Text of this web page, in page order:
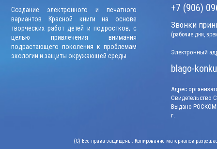
Создание электронного и печатного
вариантов Красной книги на основе
творческих работ детей и подростков, с
целью привлечения внимания
подрастающего поколения к проблемам
экологии и защиты окружающей среды.
+7 (906)
Звонки
(рабочие дни,
Электронный
blago-
Адрес
Свидетельство
Выдано
г.
(C) Все права защищены. Копирование материалов